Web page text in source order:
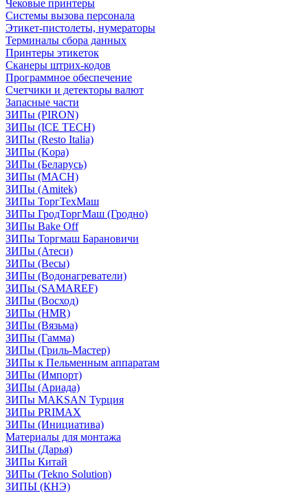
Чековые принтеры
Системы вызова персонала
Этикет-пистолеты, нумераторы
Терминалы сбора данных
Принтеры этикеток
Сканеры штрих-кодов
Программное обеспечение
Счетчики и детекторы валют
Запасные части
ЗИПы (PIRON)
ЗИПы (ICE TECH)
ЗИПы (Resto Italia)
ЗИПы (Kopa)
ЗИПы (Беларусь)
ЗИПы (MACH)
ЗИПы (Amitek)
ЗИПы ТоргТехМаш
ЗИПы ГродТоргМаш (Гродно)
ЗИПы Bake Off
ЗИПы Торгмаш Барановичи
ЗИПы (Атеси)
ЗИПы (Весы)
ЗИПы (Водонагреватели)
ЗИПы (SAMAREF)
ЗИПы (Восход)
ЗИПы (HMR)
ЗИПы (Вязьма)
ЗИПы (Гамма)
ЗИПы (Гриль-Мастер)
ЗИПы к Пельменным аппаратам
ЗИПы (Импорт)
ЗИПы (Ариада)
ЗИПы MAKSAN Турция
ЗИПы PRIMAX
ЗИПы (Инициатива)
Материалы для монтажа
ЗИПы (Дарья)
ЗИПы Китай
ЗИПы (Tekno Solution)
ЗИПЫ (КНЭ)